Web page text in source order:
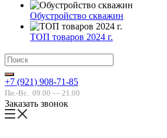
Обустройство скважин
ТОП товаров 2024 г.
+7 (921) 908-71-85
Пн.-Вс. 09.00 — 21.00
Заказать звонок